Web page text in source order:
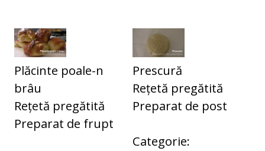
Plăcinte poale-n
brâu
Rețetă pregătită
Preparat de frupt
Prescură
Rețetă pregătită
Preparat de post
Categorie: